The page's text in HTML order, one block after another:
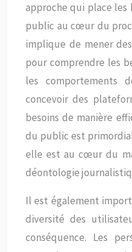
approche qui place
public au cœur du
implique de mener
pour comprendre les
les comportements
concevoir des
besoins de manière
du public est
elle est au cœur du
déontologie
Il est également
diversité des
conséquence. Les